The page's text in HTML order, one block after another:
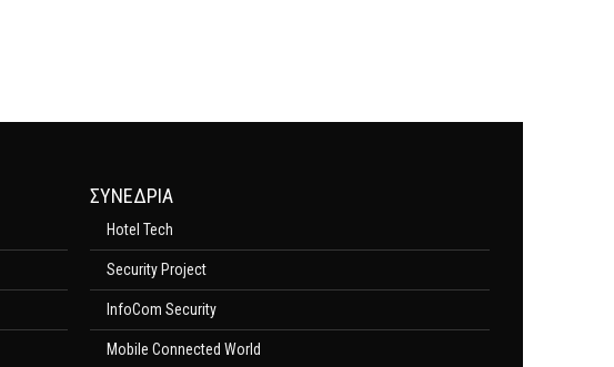
ΣΥΝΕΔΡΙΑ
Hotel Tech
Security Project
InfoCom Security
Mobile Connected World